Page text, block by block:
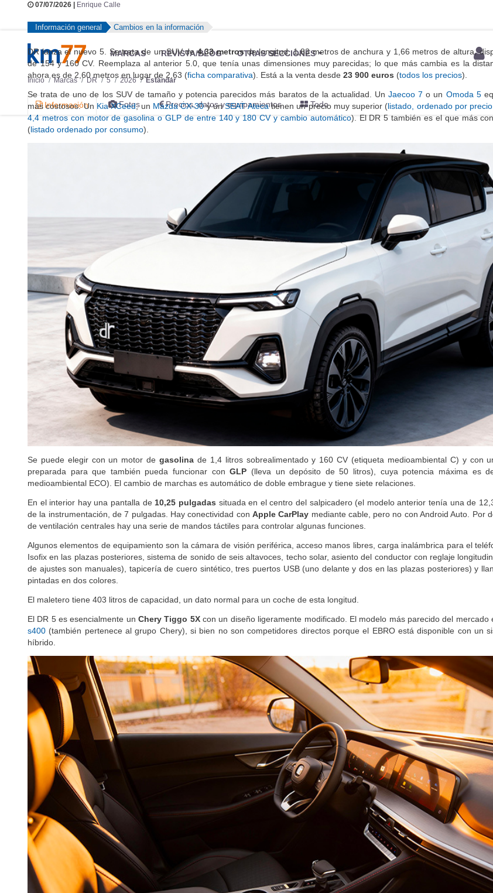
MARCAS REVISTA/BLOG OTRAS SECCIONES
Inicio Marcas DR 5 2026 Estándar
Información Fotos Precios, datos y equipamientos Todo
07/07/2026 | Enrique Calle
Información general Cambios en la información
DR lanza el nuevo 5. Se trata de un SUV de4,33 metrosde longitud, 1,83 metros de anchura y 1,66 metros de altura,
de 154 y 160 CV. Reemplaza al anterior 5.0, que tenía unas dimensiones muy parecidas; lo que más cambia es la
ahora es de 2,60 metros en lugar de 2,63 (ficha comparativa). Está a la venta desde 23 900 euros (todos los precios).
Se trata de uno de los SUV de tamaño y potencia parecidos más baratos de la actualidad. UnJaecoo 7 o un Omoda 5
más costosos. Un Kia XCeed, un Mazda CX-30y unSEAT Atecatienen un precio muy superior (listado, ordenado por
4,4 metros con motor de gasolina o GLP de entre 140 y 180 CV y cambio automático). El DR 5 también es el que más
(listado ordenado por consumo).
Se puede elegir con un motor degasolina de 1,4 litros sobrealimentado y 160 CV (etiqueta medioambiental C) y con
preparada para que también pueda funcionar conGLP (lleva un depósito de 50 litros), cuya potencia máxima es
medioambiental ECO). El cambio de marchas es automático de doble embrague y tiene siete relaciones.
En el interior hay una pantalla de 10,25 pulgadas situada en el centro del salpicadero (el modelo anterior tenía una de
de la instrumentación, de 7 pulgadas. Hay conectividad con Apple CarPlay mediante cable, pero no con Android Auto. Por
de ventilación centrales hay una serie de mandos táctiles para controlar algunas funciones.
Algunos elementos de equipamiento son la cámara de visión periférica, acceso manos libres, carga inalámbrica para el
Isofix en las plazas posteriores, sistema de sonido de seis altavoces, techo solar, asiento del conductor con reglaje
de ajustes son manuales), tapicería de cuero sintético, tres puertos USB (uno delante y dos en las plazas posteriores) y
pintadas en dos colores.
El maletero tiene 403 litros de capacidad, un dato normal para un coche de esta longitud.
El DR 5 es esencialmente unChery Tiggo 5Xcon un diseño ligeramente modificado. El modelo más parecido del mercado
s400 (también pertenece al grupo Chery), si bien no son competidores directos porque el EBRO está disponible con un
híbrido.